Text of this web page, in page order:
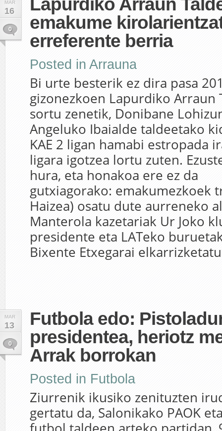
MAR
16
0
emakume
erreferente berria
Posted in Arrauna
Bi urte besterik ez dira pasa
gizonezkoen Lapurdiko Arraun
sortu zenetik, Donibane
Angeluko Ibaialde taldeetako
KAE 2 ligan hamabi estropada
ligara igotzea lortu zuten.
hura, eta honakoa ere ez da
gutxiagorako: emakumezkoek
Haizea) osatu dute aurreneko
Manterola kazetariak Ur Joko
presidente eta LATeko
Bixente Etxegarai
MAR
13
0
Futbola edo:
presidentea, heriotz
Arrak borrokan
Posted in Futbola
Ziurrenik ikusiko zenituzten
gertatu da, Salonikako PAOK